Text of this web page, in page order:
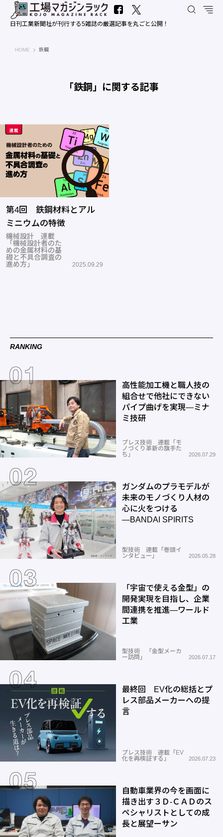
日刊工業新聞社が刊行する5雑誌の厳選記事を丸ごと公開！
HOME 工場マガジンラック｜日刊工業新聞社
鉄鋼
「鉄鋼」に関する記事
第4回 鉄鋼材料とアル
ミニウムの特徴
機械設計 連載
「機械設計者のた
めの金属材料の基
礎と不具合調査の
進め方」
2025.09.29
RANKING
高性能加工機と職人技の
組合せで他社にできない
パイプ曲げを実現―ミナ
ミ技研
プレス技術 連載「モ
ノづくり革新の旗手た
ち」
2026.07.29
ガンダムのプラモデルが
未来のモノづくり人材の
心に火をつける
―BANDAI SPIRITS
型技術 連載「巻頭イ
ンタビュー」
2026.05.28
「宇宙で使える金型」の
開発実現を目指し、企業
間連携を推進―ワールド
工業
型技術 「金型メーカ
ー訪問」
2026.07.17
最終回 EV化の総括とプ
レス部品メーカーへの提
言
プレス技術 連載「EV
化を再検証する」
2026.07.23
自動車業界の今を画面に
描き出す３Ｄ-ＣＡＤのス
ペシャリストとしての成
長と展望ーサン